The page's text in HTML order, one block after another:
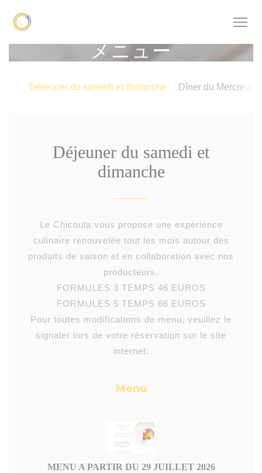
メニュー
Déjeuner du samedi et dimanche Dîner du Mercredi
Déjeuner du samedi et
dimanche
Le Chicoula vous propose une expérience
culinaire renouvelée tout les mois autour des
produits de saison et en collaboration avec nos
producteurs.
FORMULES 3 TEMPS 46 EUROS
FORMULES 5 TEMPS 66 EUROS
Pour toutes modifications de menu, veuillez le
signaler lors de votre réservation sur le site
internet.
Menu
MENU A PARTIR DU 29 JUILLET 2026